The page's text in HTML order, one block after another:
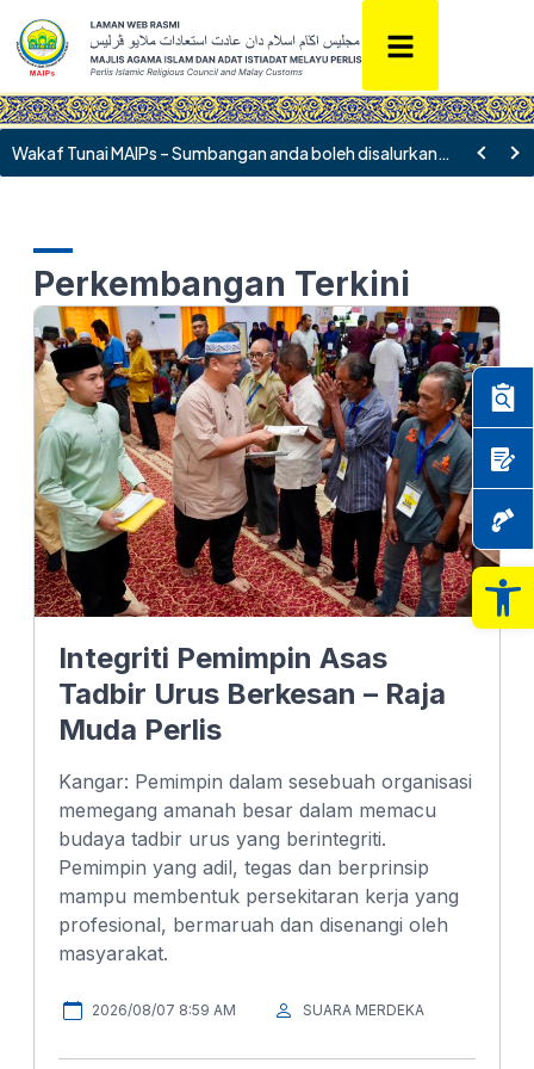
Wakaf Tunai MAIPs – Sumbangan anda boleh disalurkan ke akaun Bank Islam 09010010063983
Perkembangan Terkini
Integriti Pemimpin Asas
Tadbir Urus Berkesan – Raja
Muda Perlis
Kangar: Pemimpin dalam sesebuah organisasi
memegang amanah besar dalam memacu
budaya tadbir urus yang berintegriti.
Pemimpin yang adil, tegas dan berprinsip
mampu membentuk persekitaran kerja yang
profesional, bermaruah dan disenangi oleh
masyarakat.
2026/08/07 8:59 AM SUARA MERDEKA